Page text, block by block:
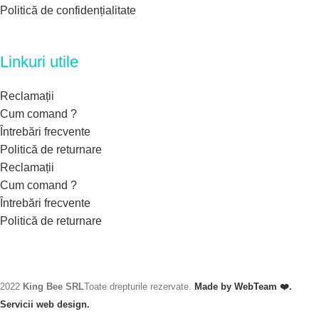
Politică de confidențialitate
Linkuri utile
Reclamații
Cum comand ?
Întrebări frecvente
Politică de returnare
Reclamații
Cum comand ?
Întrebări frecvente
Politică de returnare
2022 King Bee SRLToate drepturile rezervate. Made by WebTeam ❤️.
Servicii web design.